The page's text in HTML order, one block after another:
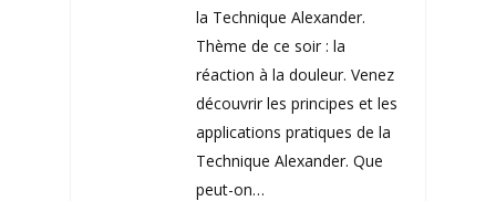
la Technique Alexander.
Thème de ce soir : la
réaction à la douleur. Venez
découvrir les principes et les
applications pratiques de la
Technique Alexander. Que
peut-on…